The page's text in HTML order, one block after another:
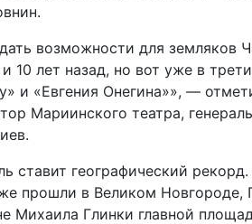
возможности для земляков
10 лет назад, но вот уже в
и «Евгения Онегина»», —
Мариинского театра,
ставит географический
прошли в Великом Новгороде,
Михаила Глинки главной